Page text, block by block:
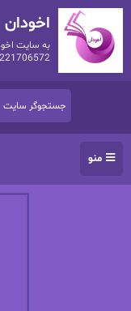
اخودان
به سایت
منو